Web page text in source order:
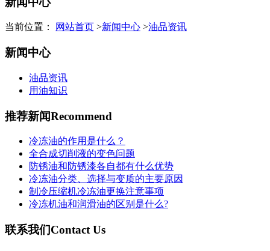
当前位置： 网站首页 >新闻中心 >油品资讯
新闻中心
油品资讯
用油知识
推荐新闻Recommend
冷冻油的作用是什么？
全合成切削液的变色问题
防锈油和防锈漆各自都有什么优势
冷冻油分类、选择与变质的主要原因
制冷压缩机冷冻油更换注意事项
冷冻机油和润滑油的区别是什么?
联系我们Contact Us